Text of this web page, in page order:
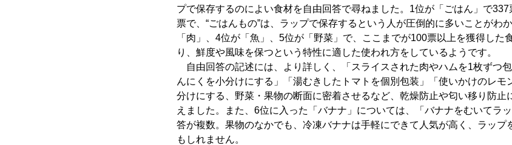
プで保存するのによい食材を自由回答で尋ねました。1位が「ごはん」で
票で、“ごはんもの”は、ラップで保存するという人が圧倒的に多いことがわ
「肉」、4位が「魚」、5位が「野菜」で、ここまでが100票以上を獲得した
り、鮮度や風味を保つという特性に適した使われ方をしているようです。
自由回答の記述には、より詳しく、「スライスされた肉やハムを1枚ずつ
んにくを小分けにする」「湯むきしたトマトを個別包装」「使いかけのレモ
分けにする、野菜・果物の断面に密着させるなど、乾燥防止や匂い移り防止
えました。また、6位に入った「バナナ」については、「バナナをむいてラ
答が複数。果物のなかでも、冷凍バナナは手軽にできて人気が高く、ラップ
もしれません。